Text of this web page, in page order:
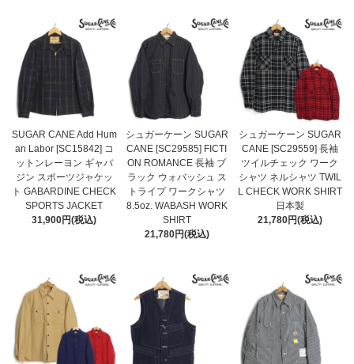
SUGAR CANE Add Hum
an Labor [SC15842] コ
ットンレーヨン ギャバ
ジン スポーツジャケッ
ト GABARDINE CHECK
SPORTS JACKET
31,900円(税込)
シュガーケーン SUGAR
CANE [SC29585] FICTI
ON ROMANCE 長袖 ブ
ラック ウォバッシュ ス
トライプ ワークシャツ
8.5oz. WABASH WORK
SHIRT
21,780円(税込)
シュガーケーン SUGAR
CANE [SC29559] 長袖
ツイルチェック ワーク
シャツ ネルシャツ TWIL
L CHECK WORK SHIRT
日本製
21,780円(税込)